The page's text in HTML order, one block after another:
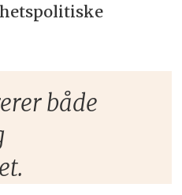
både